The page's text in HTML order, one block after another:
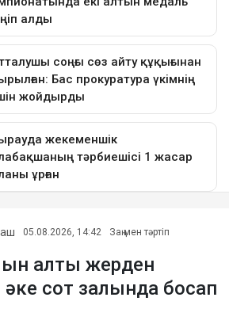
05.08.2026, 14:42 Заң мен тәртіп
алты жерден
сот залында босап